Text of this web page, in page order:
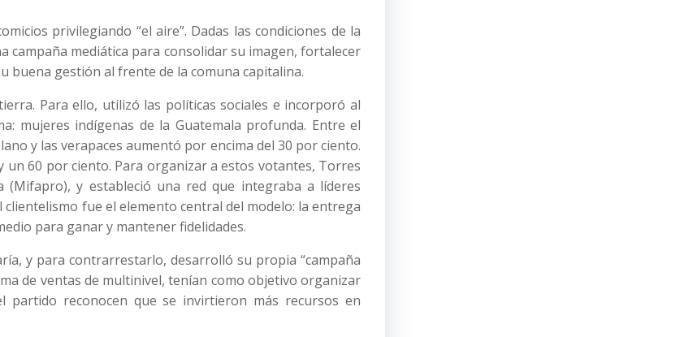
privilegiando “el aire”. Dadas las condiciones de la
campaña mediática para consolidar su imagen, fortalecer
buena gestión al frente de la comuna capitalina.
Para ello, utilizó las políticas sociales e incorporó al
mujeres indígenas de la Guatemala profunda. Entre el
y las verapaces aumentó por encima del 30 por ciento.
60 por ciento. Para organizar a estos votantes, Torres
y estableció una red que integraba a líderes
fue el elemento central del modelo: la entrega
para ganar y mantener fidelidades.
y para contrarrestarlo, desarrolló su propia “campaña
de ventas de multinivel, tenían como objetivo organizar
reconocen que se invirtieron más recursos en